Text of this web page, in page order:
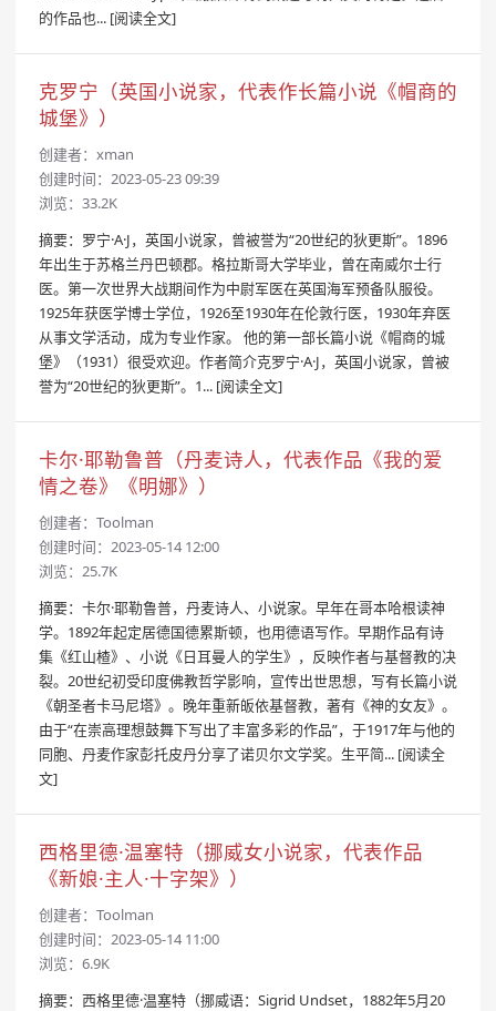
的作品也... [阅读全文]
克罗宁（英国小说家，代表作长篇小说《帽商的
城堡》）
创建者： xman
创建时间：2023-05-23 09:39
浏览：33.2K
摘要：罗宁·A·J，英国小说家，曾被誉为“20世纪的狄更斯”。1896
年出生于苏格兰丹巴顿郡。格拉斯哥大学毕业，曾在南威尔士行
医。第一次世界大战期间作为中尉军医在英国海军预备队服役。
1925年获医学博士学位，1926至1930年在伦敦行医，1930年弃医
从事文学活动，成为专业作家。 他的第一部长篇小说《帽商的城
堡》（1931）很受欢迎。作者简介克罗宁·A·J，英国小说家，曾被
誉为“20世纪的狄更斯”。1... [阅读全文]
卡尔·耶勒鲁普（丹麦诗人，代表作品《我的爱
情之卷》《明娜》）
创建者： Toolman
创建时间：2023-05-14 12:00
浏览：25.7K
摘要：卡尔·耶勒鲁普，丹麦诗人、小说家。早年在哥本哈根读神
学。1892年起定居德国德累斯顿，也用德语写作。早期作品有诗
集《红山楂》、小说《日耳曼人的学生》，反映作者与基督教的决
裂。20世纪初受印度佛教哲学影响，宣传出世思想，写有长篇小说
《朝圣者卡马尼塔》。晚年重新皈依基督教，著有《神的女友》。
由于“在崇高理想鼓舞下写出了丰富多彩的作品”，于1917年与他的
同胞、丹麦作家彭托皮丹分享了诺贝尔文学奖。生平简... [阅读全
文]
西格里德·温塞特（挪威女小说家，代表作品
《新娘·主人·十字架》）
创建者： Toolman
创建时间：2023-05-14 11:00
浏览：6.9K
摘要：西格里德·温塞特（挪威语：Sigrid Undset，1882年5月20